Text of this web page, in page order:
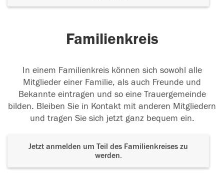
Familienkreis
In einem Familienkreis können sich sowohl alle
Mitglieder einer Familie, als auch Freunde und
Bekannte eintragen und so eine Trauergemeinde
bilden. Bleiben Sie in Kontakt mit anderen Mitgliedern
und tragen Sie sich jetzt ganz bequem ein.
Jetzt anmelden um Teil des Familienkreises zu
werden.